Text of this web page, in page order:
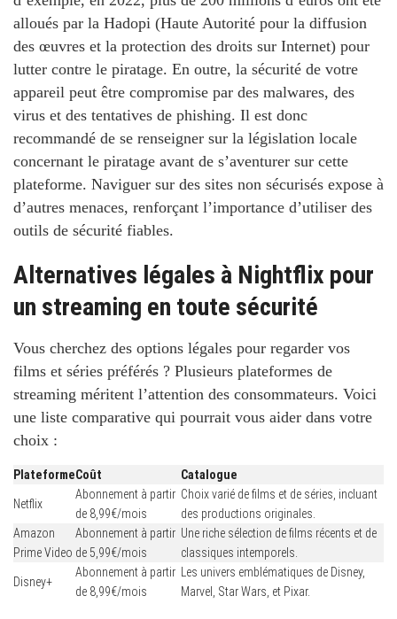
alloués par la Hadopi (Haute Autorité pour la diffusion
des œuvres et la protection des droits sur Internet) pour
lutter contre le piratage. En outre, la sécurité de votre
appareil peut être compromise par des malwares, des
virus et des tentatives de phishing. Il est donc
recommandé de se renseigner sur la législation locale
concernant le piratage avant de s’aventurer sur cette
plateforme. Naviguer sur des sites non sécurisés expose à
d’autres menaces, renforçant l’importance d’utiliser des
outils de sécurité fiables.
Alternatives légales à Nightflix pour
un streaming en toute sécurité
Vous cherchez des options légales pour regarder vos
films et séries préférés ? Plusieurs plateformes de
streaming méritent l’attention des consommateurs. Voici
une liste comparative qui pourrait vous aider dans votre
choix :
PlateformeCoût Catalogue
Netflix
Abonnement à partir
de 8,99€/mois
Choix varié de films et de séries, incluant
des productions originales.
Amazon
Prime Video
Abonnement à partir
de 5,99€/mois
Une riche sélection de films récents et de
classiques intemporels.
Disney+
Abonnement à partir
de 8,99€/mois
Les univers emblématiques de Disney,
Marvel, Star Wars, et Pixar.